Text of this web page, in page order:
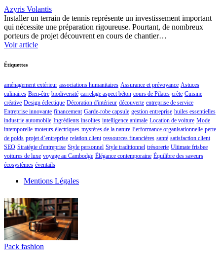
Azyris Volantis
Installer un terrain de tennis représente un investissement important
qui nécessite une préparation rigoureuse. Pourtant, de nombreux
porteurs de projet découvrent en cours de chantier…
Voir article
Étiquettes
aménagement extérieur associations humanitaires Assurance et prévoyance Astuces
culinaires Bien-être biodiversité carrelage aspect béton cours de Pilates crète Cuisine
créative Design éclectique Décoration d'intérieur découverte entreprise de service
Entreprise innovante financement Garde-robe capsule gestion entreprise huiles essentielles
industrie automobile Ingrédients insolites intelligence animale Location de voiture Mode
intemporelle moteurs électriques mystères de la nature Performance organisationnelle perte
de poids projet d’entreprise relation client ressources financières santé satisfaction client
SEO Stratégie d'entreprise Style personnel Style traditionnel trésorerie Ultimate frisbee
voitures de luxe voyage au Cambodge Élégance contemporaine Équilibre des saveurs
écosystèmes éventails
Mentions Légales
Pack fashion